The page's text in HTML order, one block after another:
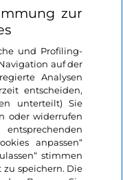
zur
und Profiling-
auf der
Analysen
entscheiden,
unterteilt) Sie
oder widerrufen
anpassen“
stimmen
zu speichern. Die